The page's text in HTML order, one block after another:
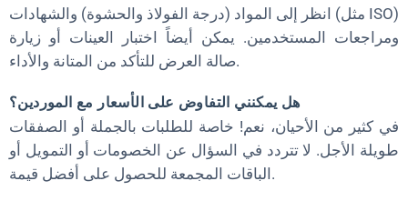
انظر إلى المواد (درجة الفولاذ والحشوة) والشهادات (مثل ISO)
ومراجعات المستخدمين. يمكن أيضاً اختبار العينات أو زيارة
صالة العرض للتأكد من المتانة والأداء.
هل يمكنني التفاوض على الأسعار مع الموردين؟
في كثير من الأحيان، نعم! خاصة للطلبات بالجملة أو الصفقات
طويلة الأجل. لا تتردد في السؤال عن الخصومات أو التمويل أو
الباقات المجمعة للحصول على أفضل قيمة.